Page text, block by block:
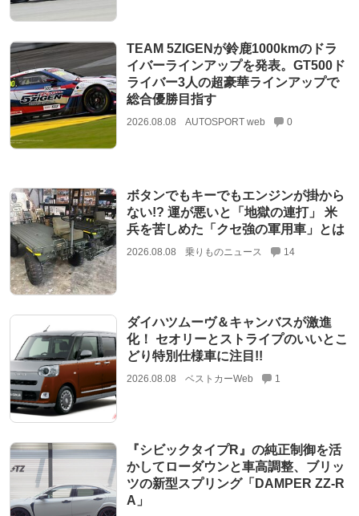
TEAM 5ZIGENが鈴鹿1000kmのドラ
イバーラインアップを発表。GT500ド
ライバー3人の超豪華ラインアップで
総合優勝目指す
2026.08.08 AUTOSPORT web 0
ボタンでもキーでもエンジンが掛から
ない!? 運が悪いと「地獄の連打」 米
兵を苦しめた「クセ強の軍用車」とは
2026.08.08 乗りものニュース 14
ダイハツムーヴ＆キャンバスが激進
化！ セオリーとストライプのいいとこ
どり特別仕様車に注目!!
2026.08.08 ベストカーWeb 1
『シビックタイプR』の純正制御を活
かしてローダウンと車高調整、ブリッ
ツの新型スプリング「DAMPER ZZ-R
A」